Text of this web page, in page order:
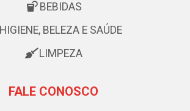
BEBIDAS
HIGIENE, BELEZA E SAÚDE
LIMPEZA
FALE CONOSCO